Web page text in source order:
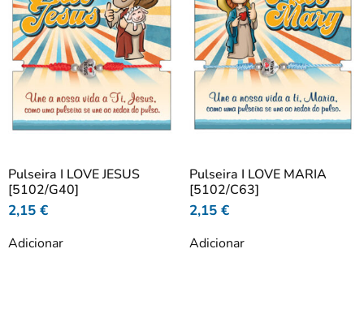
Pulseira I LOVE JESUS
[5102/G40]
2,15 €
Adicionar
Pulseira I LOVE MARIA
[5102/C63]
2,15 €
Adicionar